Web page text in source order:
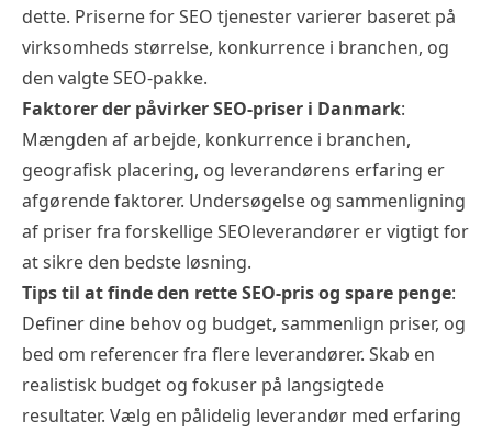
dette. Priserne for SEO tjenester varierer baseret på
virksomheds størrelse, konkurrence i branchen, og
den valgte SEO-pakke.
Faktorer der påvirker SEO-priser i Danmark:
Mængden af arbejde, konkurrence i branchen,
geografisk placering, og leverandørens erfaring er
afgørende faktorer. Undersøgelse og sammenligning
af priser fra forskellige SEOleverandører er vigtigt for
at sikre den bedste løsning.
Tips til at finde den rette SEO-pris og spare penge:
Definer dine behov og budget, sammenlign priser, og
bed om referencer fra flere leverandører. Skab en
realistisk budget og fokuser på langsigtede
resultater. Vælg en pålidelig leverandør med erfaring